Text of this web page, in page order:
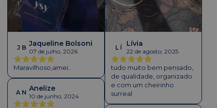
J B Jaqueline Bolsoni
07 de julho, 2026
Maravilhoso,amei..
A N Anelize
10 de junho, 2024
L Í Lívia
22 de agosto, 2025
tudo muito bem pensado,
de qualidade, organizado
e com um cheirinho
surreal